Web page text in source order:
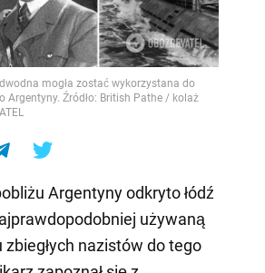
mogła zostać wykorzystana do
Argentyny. Źródło: British Pathe / kolaż
Argentyny odkryto łódź
używaną
nazistów do tego